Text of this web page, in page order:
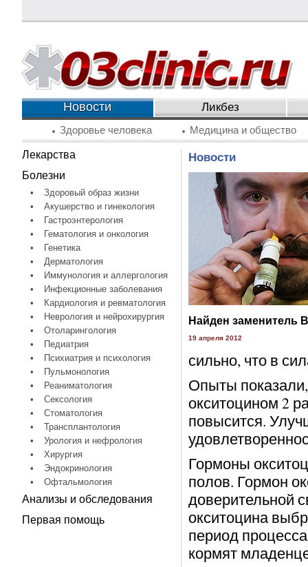
Новости Ликбез
Здоровье человека Медицина и общество
Лекарства
Болезни
•
Здоровый образ жизни
•
Акушерство и гинекология
•
Гастроэнтерология
•
Гематология и онкология
•
Генетика
•
Дерматология
•
Иммунология и аллергология
•
Инфекционные заболевания
•
Кардиология и ревматология
•
Неврология и нейрохирургия
•
Отоларингология
•
Педиатрия
•
Психиатрия и психология
•
Пульмонология
•
Реаниматология
•
Сексология
•
Стоматология
•
Трансплантология
•
Урология и нефрология
•
Хирургия
•
Эндокринология
•
Офтальмология
Анализы и обследования
Первая помощь
Новости
Найден заменитель
19 апреля 2012
сильно, что в
Опыты
окситоцином 2
повысится.
Гормоны
полов. Гормон
доверительной
окситоцина
период
кормят